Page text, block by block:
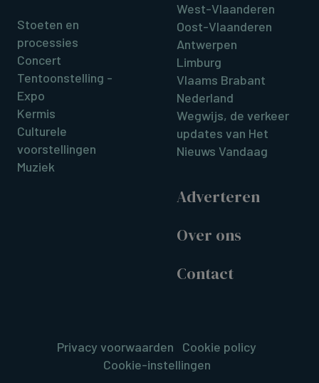
Stoeten en
processies
Concert
Tentoonstelling -
Expo
Kermis
Culturele
voorstellingen
Muziek
West-Vlaanderen
Oost-Vlaanderen
Antwerpen
Limburg
Vlaams Brabant
Nederland
Wegwijs, de verkeer
updates van Het
Nieuws Vandaag
Adverteren
Over ons
Contact
Privacy voorwaarden
Cookie policy
Cookie-instellingen